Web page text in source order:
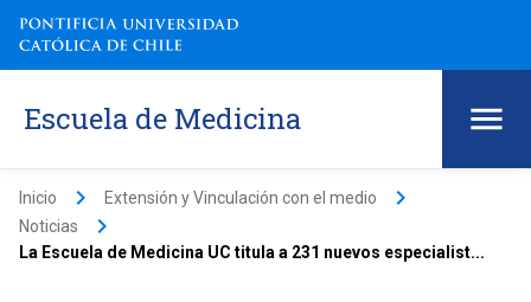
Escuela de Medicina
Inicio keyboard_arrow_right Extensión y Vinculación con el medio keyboard_arrow_right
Noticias keyboard_arrow_right
La Escuela de Medicina UC titula a 231 nuevos especialist...